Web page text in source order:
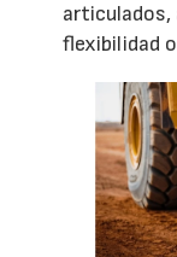
articulados,
flexibilidad